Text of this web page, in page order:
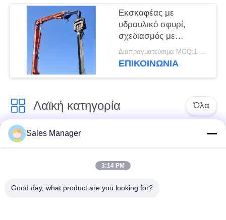
Εκσκαφέας με
υδραυλικό σφυρί,
σχεδιασμός με
ευέλικτες επιλογές
χρήσης
Διαπραγματεύσιμα MOQ:1 set
ΕΠΙΚΟΙΝΩΝΙΑ
Λαϊκή κατηγορία Όλα
υδραυλικών
πασσάλων
συναρμολογημένα
σωρό πρόγραμμα
Sales Manager
3:14 PM
Good day, what product are you looking for?